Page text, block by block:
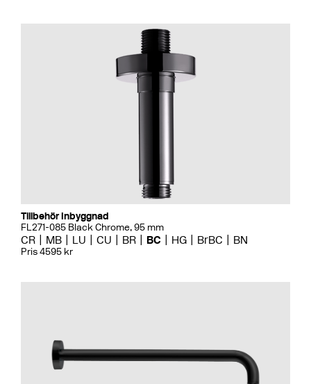
Tillbehör Inbyggnad
FL271-085 Black Chrome, 95 mm
CR MB LU CU BR BC HG BrBC BN
Pris 4595 kr